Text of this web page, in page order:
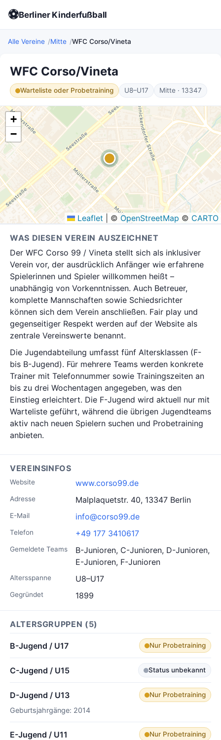
⚽Berliner Kinderfußball
Alle Vereine Mitte WFC Corso/Vineta
WFC Corso/Vineta
Warteliste oder Probetraining U8–U17 Mitte · 13347
+
−
Leaflet © OpenStreetMap © CARTO
WAS DIESEN VEREIN AUSZEICHNET
Der WFC Corso 99 / Vineta stellt sich als inklusiver
Verein vor, der ausdrücklich Anfänger wie erfahrene
Spielerinnen und Spieler willkommen heißt –
unabhängig von Vorkenntnissen. Auch Betreuer,
komplette Mannschaften sowie Schiedsrichter
können sich dem Verein anschließen. Fair play und
gegenseitiger Respekt werden auf der Website als
zentrale Vereinswerte benannt.
Die Jugendabteilung umfasst fünf Altersklassen (F-
bis B-Jugend). Für mehrere Teams werden konkrete
Trainer mit Telefonnummer sowie Trainingszeiten an
bis zu drei Wochentagen angegeben, was den
Einstieg erleichtert. Die F-Jugend wird aktuell nur mit
Warteliste geführt, während die übrigen Jugendteams
aktiv nach neuen Spielern suchen und Probetraining
anbieten.
VEREINSINFOS
Website www.corso99.de
Adresse Malplaquetstr. 40, 13347 Berlin
E-Mail info@corso99.de
Telefon +49 177 3410617
Gemeldete Teams
B-Junioren, C-Junioren, D-Junioren,
E-Junioren, F-Junioren
Altersspanne U8–U17
Gegründet 1899
ALTERSGRUPPEN (5)
B-Jugend / U17 Nur Probetraining
C-Jugend / U15 Status unbekannt
D-Jugend / U13 Nur Probetraining
Geburtsjahrgänge: 2014
E-Jugend / U11 Nur Probetraining